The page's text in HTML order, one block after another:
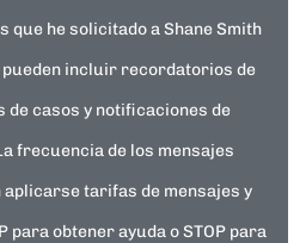
que he solicitado a Shane Smith
pueden incluir recordatorios de
casos y notificaciones de
frecuencia de los mensajes
aplicarse tarifas de mensajes y
para obtener ayuda o STOP para